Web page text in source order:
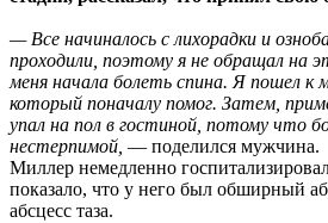
— Все начиналось с лихорадки и
проходили, поэтому я не обращал на
меня начала болеть спина. Я пошел к
который поначалу помог. Затем,
упал на пол в гостиной, потому что
нестерпимой, — поделился мужчина.
Миллер немедленно
показало, что у него был обширный
абсцесс таза.